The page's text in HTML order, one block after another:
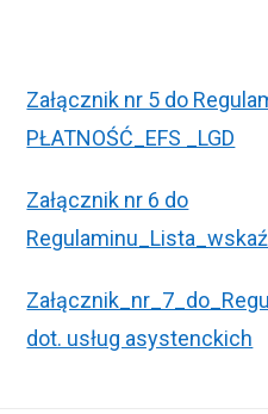
Załącznik nr 5 do
PŁATNOŚĆ_EFS _LGD
Załącznik nr 6 do
dot. usług asystenckich